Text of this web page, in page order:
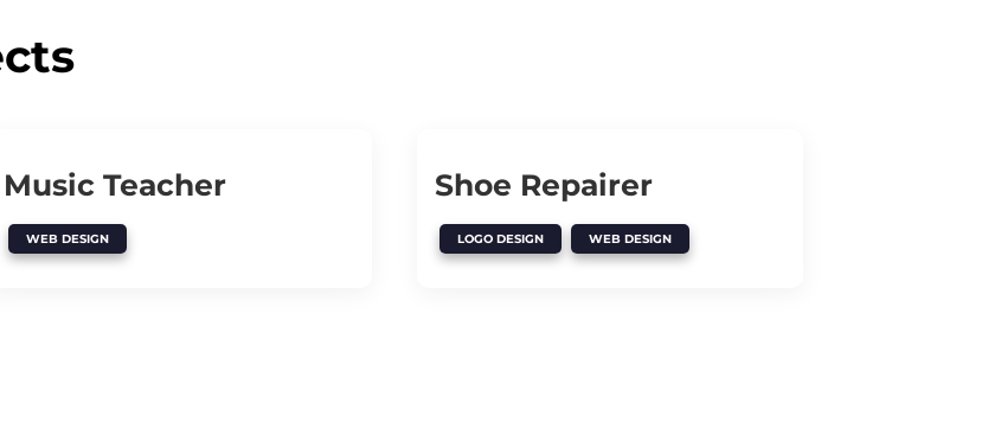
Music Teacher
WEB DESIGN
Shoe Repairer
LOGO DESIGN
,
WEB DESIGN